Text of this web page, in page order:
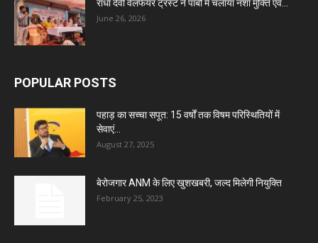
राधा देवी वेलफेयर ट्रस्ट ने पाबौ में चलाया नशा मुक्ति एवं...
June 26, 2026
POPULAR POSTS
पहाड़ का सच्चा सपूत: 15 वर्षों तक विषम परिस्थितियों में
सेवाएं...
August 27, 2025
बेरोजगार ANM के लिए खुशखबरी, जल्द मिलेगी नियुक्ति
February 25, 2023